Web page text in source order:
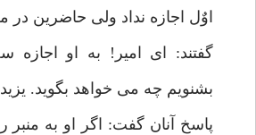
اوٌل اجازه نداد ولی حاضرین
گفتند: ای امیر! به او اجازه
بشنویم چه می خواهد بگوید. یزید
پاسخ آنان گفت: اگر او به منبر